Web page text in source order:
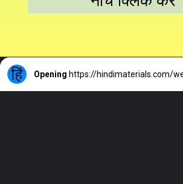
Opening